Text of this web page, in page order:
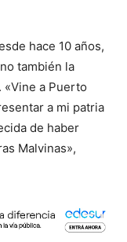
hace 10 años,
también la
«Vine a Puerto
a mi patria
de haber
Malvinas»,